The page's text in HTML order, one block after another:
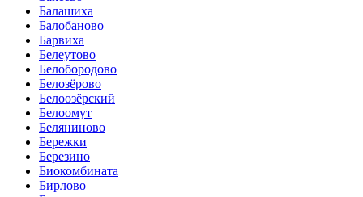
Балашиха
Балобаново
Барвиха
Белеутово
Белобородово
Белозёрово
Белоозёрский
Белоомут
Беляниново
Бережки
Березино
Биокомбината
Бирлово